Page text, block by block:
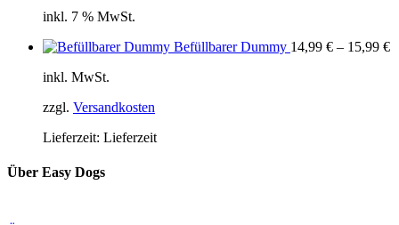
inkl. 7 % MwSt.
Befüllbarer Dummy 14,99 € – 15,99 €
inkl. MwSt.
zzgl. Versandkosten
Lieferzeit: Lieferzeit
Über Easy Dogs